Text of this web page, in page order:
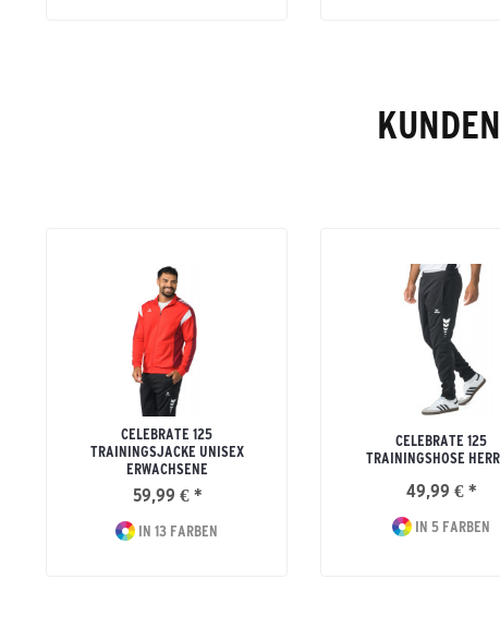
CELEBRATE 125
TRAININGSJACKE UNISEX
ERWACHSENE
59,99 € *
IN 13 FARBEN
CELEBRATE 125
TRAININGSHOSE
49,99 € *
IN 5 FARBEN